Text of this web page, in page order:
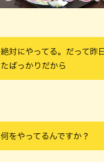
絶対にやってる。だって昨
たばっかりだから
何をやってるんですか？